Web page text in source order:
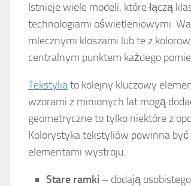
Istnieje wiele modeli, które łączą
technologiami oświetleniowymi.
mlecznymi kloszami lub te z
centralnym punktem każdego
Tekstyliato kolejny kluczowy
wzorami z minionych lat mogą
geometryczne to tylko niektóre z
Kolorystyka tekstyliów powinna
elementami wystroju.
Stare ramki – dodają